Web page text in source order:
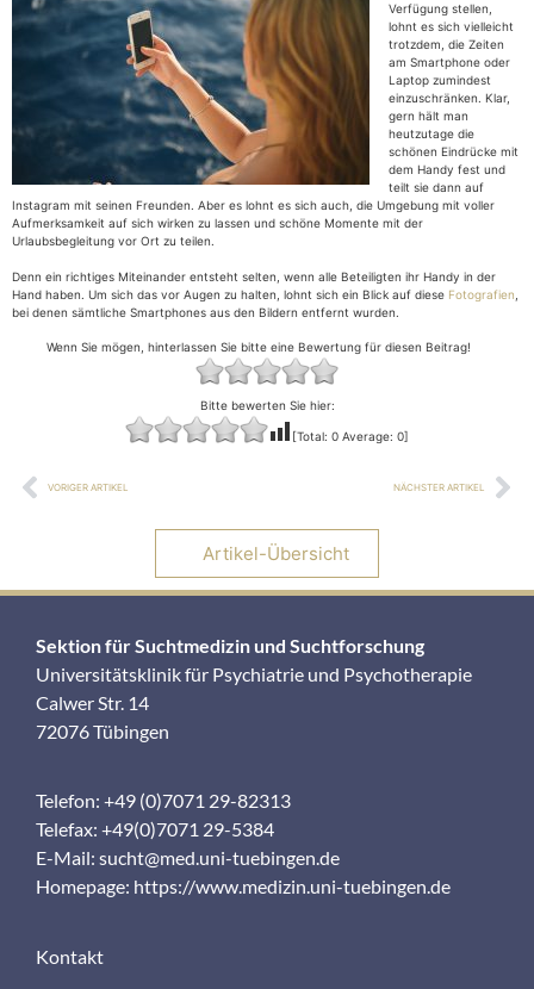
Verfügung stellen,
lohnt es sich vielleicht
trotzdem, die Zeiten
am Smartphone oder
Laptop zumindest
einzuschränken. Klar,
gern hält man
heutzutage die
schönen Eindrücke mit
dem Handy fest und
teilt sie dann auf
Instagram mit seinen Freunden. Aber es lohnt es sich auch, die Umgebung mit voller
Aufmerksamkeit auf sich wirken zu lassen und schöne Momente mit der
Urlaubsbegleitung vor Ort zu teilen.
Denn ein richtiges Miteinander entsteht selten, wenn alle Beteiligten ihr Handy in der
Hand haben. Um sich das vor Augen zu halten, lohnt sich ein Blick auf diese Fotografien
bei denen sämtliche Smartphones aus den Bildern entfernt wurden.
Wenn Sie mögen, hinterlassen Sie bitte eine Bewertung für diesen Beitrag!
Bitte bewerten Sie hier:
[Total: 0 Average: 0]
VORIGER ARTIKEL NÄCHSTER ARTIKEL
Artikel-Übersicht
Sektion für Suchtmedizin und Suchtforschung
Universitätsklinik für Psychiatrie und Psychotherapie
Calwer Str. 14
72076 Tübingen
Telefon: +49 (0)7071 29-82313
Telefax: +49(0)7071 29-5384
E-Mail: sucht@med.uni-tuebingen.de
Homepage: https://www.medizin.uni-tuebingen.de
Kontakt